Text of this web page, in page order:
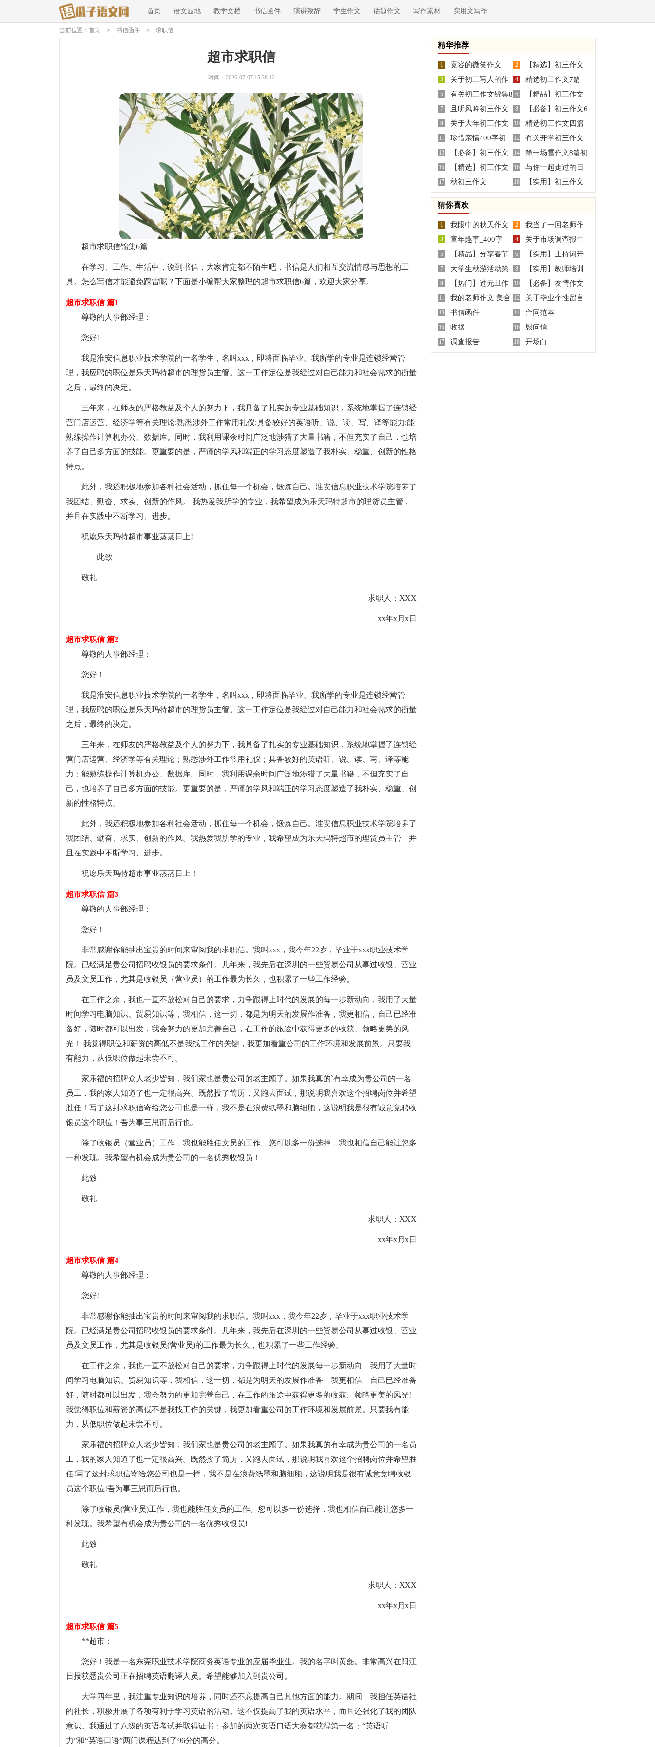
首页 语文园地 教学文档 书信函件 演讲致辞 学生作文 话题作文 写作素材 实用文写作
当前位置： 首页 > 书信函件 > 求职信
超市求职信
时间：2026-07-07 15:38:12
超市求职信锦集6篇
在学习、工作、生活中，说到书信，大家肯定都不陌生吧，书信是人们相互交流情感与思想的工
具。怎么写信才能避免踩雷呢？下面是小编帮大家整理的超市求职信6篇，欢迎大家分享。
超市求职信 篇1
尊敬的人事部经理：
您好!
我是淮安信息职业技术学院的一名学生，名叫xxx，即将面临毕业。我所学的专业是连锁经营管
理，我应聘的职位是乐天玛特超市的理货员主管。这一工作定位是我经过对自己能力和社会需求的衡量
之后，最终的决定。
三年来，在师友的严格教益及个人的努力下，我具备了扎实的专业基础知识，系统地掌握了连锁经
营门店运营、经济学等有关理论;熟悉涉外工作常用礼仪;具备较好的英语听、说、读、写、译等能力;能
熟练操作计算机办公、数据库。同时，我利用课余时间广泛地涉猎了大量书籍，不但充实了自己，也培
养了自己多方面的技能。更重要的是，严谨的学风和端正的学习态度塑造了我朴实、稳重、创新的性格
特点。
此外，我还积极地参加各种社会活动，抓住每一个机会，锻炼自己。淮安信息职业技术学院培养了
我团结、勤奋、求实、创新的作风。 我热爱我所学的专业，我希望成为乐天玛特超市的理货员主管，
并且在实践中不断学习、进步。
祝愿乐天玛特超市事业蒸蒸日上!
此致
敬礼
求职人：XXX
xx年x月x日
超市求职信 篇2
尊敬的人事部经理：
您好！
我是淮安信息职业技术学院的一名学生，名叫xxx，即将面临毕业。我所学的专业是连锁经营管
理，我应聘的职位是乐天玛特超市的理货员主管。这一工作定位是我经过对自己能力和社会需求的衡量
之后，最终的决定。
三年来，在师友的严格教益及个人的努力下，我具备了扎实的专业基础知识，系统地掌握了连锁经
营门店运营、经济学等有关理论；熟悉涉外工作常用礼仪；具备较好的英语听、说、读、写、译等能
力；能熟练操作计算机办公、数据库。同时，我利用课余时间广泛地涉猎了大量书籍，不但充实了自
己，也培养了自己多方面的技能。更重要的是，严谨的学风和端正的学习态度塑造了我朴实、稳重、创
新的性格特点。
此外，我还积极地参加各种社会活动，抓住每一个机会，锻炼自己。淮安信息职业技术学院培养了
我团结、勤奋、求实、创新的作风。我热爱我所学的专业，我希望成为乐天玛特超市的理货员主管，并
且在实践中不断学习、进步。
祝愿乐天玛特超市事业蒸蒸日上！
超市求职信 篇3
尊敬的人事部经理：
您好！
非常感谢你能抽出宝贵的时间来审阅我的求职信。我叫xxx，我今年22岁，毕业于xxx职业技术学
院。已经满足贵公司招聘收银员的要求条件。几年来，我先后在深圳的一些贸易公司从事过收银、营业
员及文员工作，尤其是收银员（营业员）的工作最为长久，也积累了一些工作经验。
在工作之余，我也一直不放松对自己的要求，力争跟得上时代的发展的每一步新动向，我用了大量
时间学习电脑知识、贸易知识等，我相信，这一切，都是为明天的发展作准备，我更相信，自己已经准
备好，随时都可以出发，我会努力的更加完善自己，在工作的旅途中获得更多的收获、领略更美的风
光！ 我觉得职位和薪资的高低不是我找工作的关键，我更加看重公司的工作环境和发展前景。只要我
有能力，从低职位做起未尝不可。
家乐福的招牌众人老少皆知，我们家也是贵公司的老主顾了。如果我真的`有幸成为贵公司的一名
员工，我的家人知道了也一定很高兴。既然投了简历，又跑去面试，那说明我喜欢这个招聘岗位并希望
胜任！写了这封求职信寄给您公司也是一样，我不是在浪费纸墨和脑细胞，这说明我是很有诚意竞聘收
银员这个职位！吾为事三思而后行也。
除了收银员（营业员）工作，我也能胜任文员的工作。您可以多一份选择，我也相信自己能让您多
一种发现。我希望有机会成为贵公司的一名优秀收银员！
此致
敬礼
求职人：XXX
xx年x月x日
超市求职信 篇4
尊敬的人事部经理：
您好!
非常感谢你能抽出宝贵的时间来审阅我的求职信。我叫xxx，我今年22岁，毕业于xxx职业技术学
院。已经满足贵公司招聘收银员的要求条件。几年来，我先后在深圳的一些贸易公司从事过收银、营业
员及文员工作，尤其是收银员(营业员)的工作最为长久，也积累了一些工作经验。
在工作之余，我也一直不放松对自己的要求，力争跟得上时代的发展每一步新动向，我用了大量时
间学习电脑知识、贸易知识等，我相信，这一切，都是为明天的发展作准备，我更相信，自己已经准备
好，随时都可以出发，我会努力的更加完善自己，在工作的旅途中获得更多的收获、领略更美的风光!
我觉得职位和薪资的高低不是我找工作的关键，我更加看重公司的工作环境和发展前景。只要我有能
力，从低职位做起未尝不可。
家乐福的招牌众人老少皆知，我们家也是贵公司的老主顾了。如果我真的有幸成为贵公司的一名员
工，我的家人知道了也一定很高兴。既然投了简历，又跑去面试，那说明我喜欢这个招聘岗位并希望胜
任!写了这封求职信寄给您公司也是一样，我不是在浪费纸墨和脑细胞，这说明我是很有诚意竞聘收银
员这个职位!吾为事三思而后行也。
除了收银员(营业员)工作，我也能胜任文员的工作。您可以多一份选择，我也相信自己能让您多一
种发现。我希望有机会成为贵公司的一名优秀收银员!
此致
敬礼
求职人：XXX
xx年x月x日
超市求职信 篇5
**超市：
您好！我是一名东莞职业技术学院商务英语专业的应届毕业生。我的名字叫黄磊。非常高兴在阳江
日报获悉贵公司正在招聘英语翻译人员。希望能够加入到贵公司。
大学四年里，我注重专业知识的培养，同时还不忘提高自己其他方面的能力。期间，我担任英语社
的社长，积极开展了各项有利于学习英语的活动。这不仅提高了我的英语水平，而且还强化了我的团队
意识。我通过了八级的英语考试并取得证书；参加的两次英语口语大赛都获得第一名；“英语听
力”和“英语口语”两门课程达到了96分的高分。
精华推荐
1 宽容的微笑作文 2
【精选】初三作文
300字8篇
3
关于初三写人的作
文300字锦集5篇
4 精选初三作文7篇
5
有关初三作文锦集8
篇
6
【精品】初三作文
300字10篇
7 且听风吟初三作文 8
【必备】初三作文6
篇
9
关于大年初三作文
六篇
10 精选初三作文四篇
11
珍惜亲情400字初
三作文
12
有关开学初三作文
300字六篇
13
【必备】初三作文
汇总7篇
14
第一场雪作文8篇初
三
15
【精选】初三作文
集锦7篇
16
与你一起走过的日
子初三作文
17 秋初三作文 18
【实用】初三作文
三篇
猜你喜欢
1
我眼中的秋天作文
汇编15篇
2
我当了一回老师作
文15篇
3 童年趣事_400字 4
关于市场调查报告
合集七篇
5
【精品】分享春节
的作文三篇
6
【实用】主持词开
场白合集5篇
7
大学生秋游活动策
划书
8
【实用】教师培训
心得体会锦集10篇
9
【热门】过元旦作
文
10
【必备】友情作文
600字7篇
11
我的老师作文 集合
15篇
12
关于毕业个性留言
句子大全60句
13 书信函件 14 合同范本
15 收据 16 慰问信
17 调查报告 18 开场白